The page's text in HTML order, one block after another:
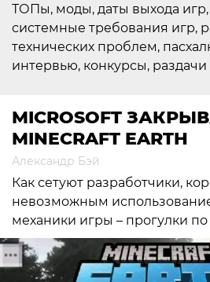
ТОПы, моды, даты выхода
системные требования игр,
технических проблем,
интервью, конкурсы, раздачи
MICROSOFT
MINECRAFT EARTH
Александр Бэй
Как сетуют разработчики,
невозможным
механики игры – прогулки